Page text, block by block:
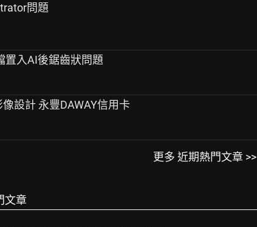
問題
置入AI後鋸齒狀問題
設計 永豐DAWAY信用卡
更多 近期熱門文章 >>
文章